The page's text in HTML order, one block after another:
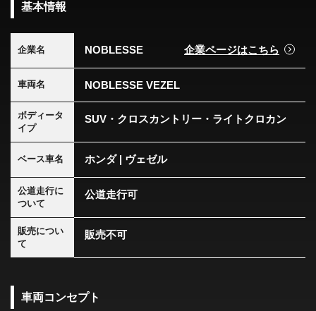
基本情報
企業名 NOBLESSE 企業ページはこちら
車両名 NOBLESSE VEZEL
ボディータ
イプ
SUV・クロスカントリー・ライトクロカン
ベース車名 ホンダ | ヴェゼル
公道走行に
ついて
公道走行可
販売につい
て
販売不可
車両コンセプト